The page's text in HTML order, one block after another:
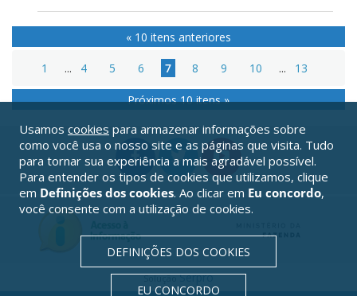
« 10 itens anteriores
Próximos 10 itens »
1 ... 4 5 6 7 8 9 10 ... 13
SoluçãoSerpro
Usamos cookies para armazenar informações sobre
como você usa o nosso site e as páginas que visita. Tudo
para tornar sua experiência a mais agradável possível.
Para entender os tipos de cookies que utilizamos, clique
em Definições dos cookies. Ao clicar em Eu concordo,
você consente com a utilização de cookies.
DEFINIÇÕES DOS COOKIES
EU CONCORDO